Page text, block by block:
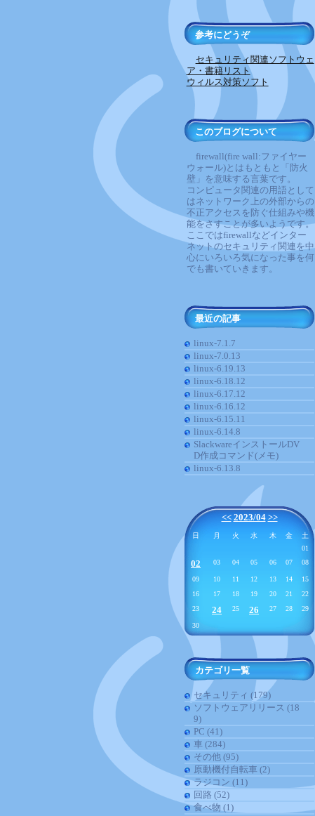
参考にどうぞ
セキュリティ関連ソフトウェ
ア・書籍リスト
ウィルス対策ソフト
このブログについて
firewall(fire wall:ファイヤー
ウォール)とはもともと「防火
壁」を意味する言葉です。
コンピュータ関連の用語として
はネットワーク上の外部からの
不正アクセスを防ぐ仕組みや機
能をさすことが多いようです。
ここではfirewallなどインター
ネットのセキュリティ関連を中
心にいろいろ気になった事を何
でも書いていきます。
最近の記事
linux-7.1.7
linux-7.0.13
linux-6.19.13
linux-6.18.12
linux-6.17.12
linux-6.16.12
linux-6.15.11
linux-6.14.8
SlackwareインストールDV
D作成コマンド(メモ)
linux-6.13.8
<< 2023/04 >>
日 月 火 水 木 金
土
01
02 03 04 05 06 07 08
09 10 11 12 13 14
15
16
17 18 19 20 21
22
23
24 25 26 27 28 29
30
カテゴリ一覧
セキュリティ (179)
ソフトウェアリリース (18
9)
PC (41)
車 (284)
その他 (95)
原動機付自転車 (2)
ラジコン (11)
回路 (52)
食べ物 (1)